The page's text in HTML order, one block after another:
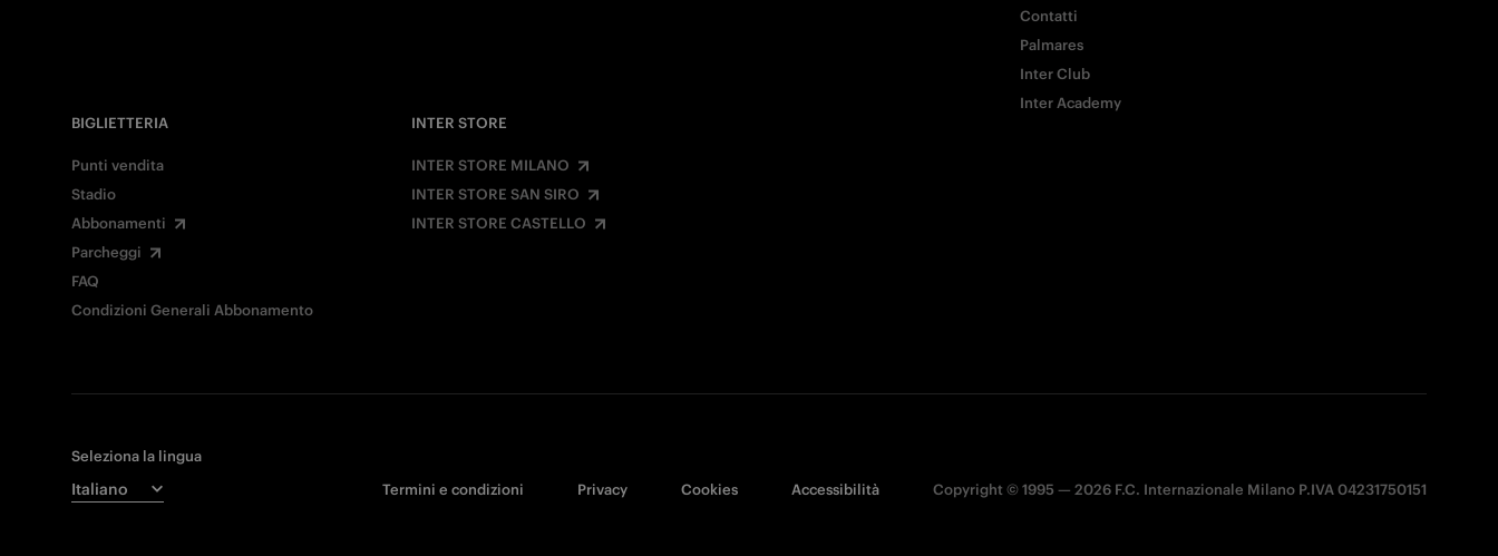
Contatti
Palmares
Inter Club
Inter Academy
BIGLIETTERIA
Punti vendita
Stadio
Abbonamenti
Parcheggi
FAQ
Condizioni Generali Abbonamento
INTER STORE
INTER STORE MILANO
INTER STORE SAN SIRO
INTER STORE CASTELLO
Seleziona la lingua
Termini e condizioni
Privacy Cookies Accessibilità Copyright © 1995 — 2026 F.C. Internazionale Milano P.IVA 04231750151